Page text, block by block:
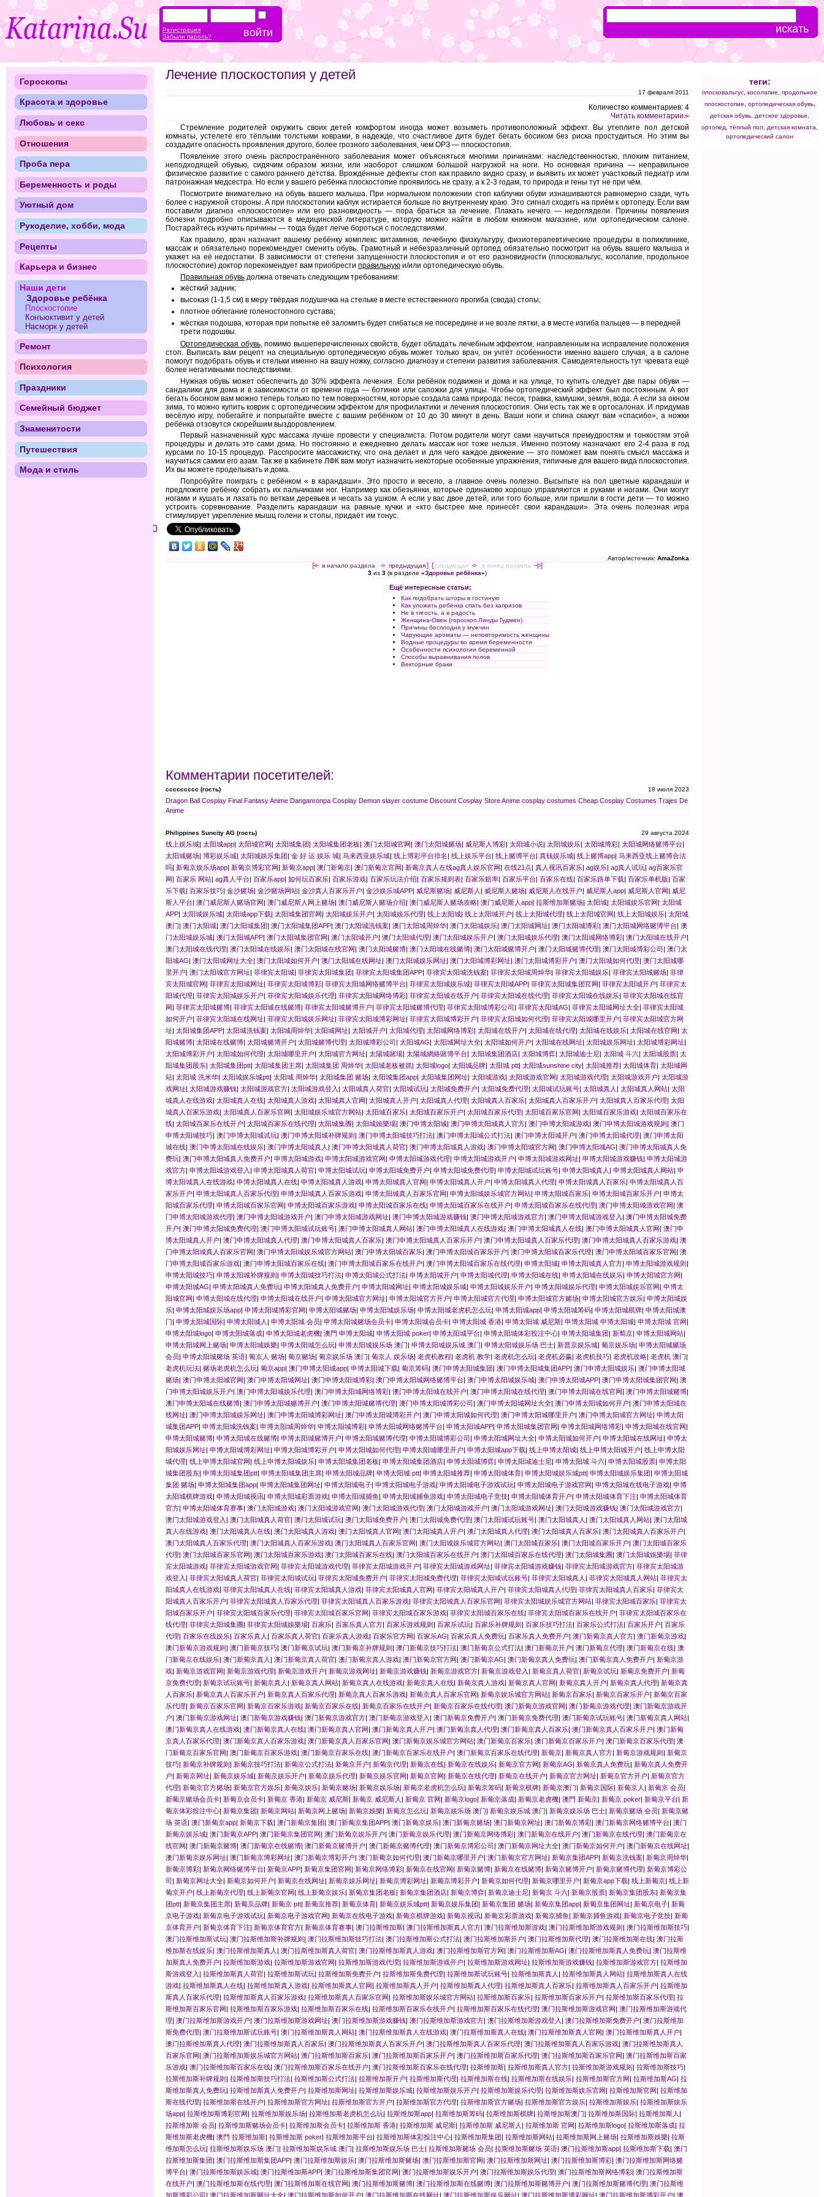
Лечение плоскостопия у детей
17 февраля 2011
Количество комментариев: 4
Читать комментарии>>
Стремление родителей окружить своих детей комфортом иногда может возыметь противоположный эффект. Вы утеплите пол детской
комнаты, устелете его тёплыми толстыми коврами, в надежде, что счастливое дитя будет бегать босиком без риска простудиться. Но этим вы
создадите опасность проявления другого, более грозного заболевания, чем ОРЗ — плоскостопия.
Появление этого очень распространённого заболевания может объясняться многими причинами: наследственностью, плохим питанием,
неподходящей обувью, сидячим образом жизни, или наоборот слишком большой нагрузкой на ноги. Но основная причина — неправильное
физическое развитие с самого раннего детства. Врождённые дефекты стоп как правило видно сразу, и выявить их может участковый педиатр или
патронажная медсестра. Но если у вашего ребёнка плоскостопие проявилось не сразу, а к 2-3 годам, то природа и гены тут не при чём.
Посмотрите внимательно на обувь вашего малыша. При нормальном положении стоп каблучки обуви изнашиваются равномерно сзади, чуть
более с наружной стороны. А при плоскостопии каблук истирается больше по внутреннему краю. Это сигнал сходить на приём к ортопеду. Если вам
поставили диагноз «плоскостопие» или его разновидность — пора браться за лечение. Плакать нечего — недоглядели. Причины появления
болезни подробно описываются в медицинской литературе, которую можно найти в любом книжном магазине, или ортопедическом салоне.
Постарайтесь изучить причины — тогда будет легче бороться с последствиями.
Как правило, врач назначит вашему ребёнку комплекс витаминов, лечебную физкультуру, физиотерапевтические процедуры в поликлинике,
массаж и обязательно порекомендует сменить обувь. Грамотный и небезразличный ортопед обязательно посмотрит на обувь вашего малыша и
укажет на её недостатки. В зависимости от степени запущенности плоскостопия и от его разновидности (плосковальгус, косолапие, продольное
плоскостопие) доктор порекомендует вам приобрести правильную и/или ортопедическую обувь.
Правильная обувь должна отвечать следующим требованиям:
жёсткий задник;
высокая (1-1,5 см) в меру твёрдая подушечка на стельке в месте естественного прогиба (свода) стопы;
плотное облегание голеностопного сустава;
жёсткая подошва, которая при попытке её заломить будет сгибаться не посередине и не возле пятки, а в месте изгиба пальцев — в передней
трети подошвы.
Ортопедическая обувь, помимо вышеперечисленных свойств, будет обладать лечебным эффектом, направленным на исправление положения
стоп. Выписать вам рецепт на специальную ортопедическую обувь может только врач, он учтёт особенности именно вашего случая, а в салоне
помогут подобрать обувь и стельки именно на вашу ножку, согласно диагнозу и степени развития заболевания. Самодеятельность тут чревата ещё
более негативными последствиями.
Нужная обувь может обеспечить до 30% эффекта лечения. Если ребёнок подвижен и дома и на улице, то купить следует две пары обуви —
сандалики для дома и в зависимости от времени года — ботинки или сапожки для улицы. Чтобы ортопедический эффект был постоянным. А вот
бегать босиком вам можно теперь только по тем поверхностям, которые создала сама природа: песок, травка, камушки, земля, вода. А если за окном
зима, то можно купить коврик с ортопедическим эффектом для профилактики и лечения плоскостопия. Они есть так же в ортосалонах. И придумав
весёлую игру, побегайте и попрыгайте вместе с вашим ребёнком от 10 до 30 минут в день. Ваши ноги и спина скажут вам «спасибо», а ножки
ребёнка отзовутся скорейшим выздоровлением.
Первый назначенный курс массажа лучше провести у специалиста. Потом родители могут сами научиться премудростям и тонкостям этой
процедуры и делать это сами дома. Но постоянно и ежедневно делать массаж ног тоже нельзя. Именно поэтому назначают его 2-4 раза в год
курсами по 10-15 процедур. Расспросите массажистку, что она делает и для чего каждое движение — это поможет вам понять смысл массажа и
научиться самим его азам. Так же в кабинете ЛФК вам могут назначить некоторые особенные упражнения, типичные для вашего вида плоскостопия.
Их вы можете проделывать и дома.
Попробуйте поиграть с ребёнком « в карандаши». Это просто и весело, а главное очень полезно. Высыпьте на пол цветные карандаши и
предложите ребёнку собрать их пальчиками ног. Например как обезьянки, которые одинаково хорошо управляются и руками и ногами. Они могут
ногами и кушать и лазать по веткам деревьев и чесать за ушком. А если у вас двое детей, или того больше, или пришли в гости дети — то можно
устроить соревнование. Разделить карандаши на равные кучки и «кто быстрее мне принесёт свои карандаши». Эта очень полезная игра
стимулирует укрепление мышц голени и стопы, придаёт им тонус.
0
Автор/источник: AmaZonka
[<— в начало раздела <- предыдущая] [ следующая -> в конец раздела —|>]
3 из 3 (в разделе «Здоровье ребёнка»)
Ещё интересные статьи:
Как подобрать шторы в гостиную
Как уложить ребёнка спать без капризов
Не в тягость, а в радость
Женщина-Овен (гороскоп Линды Гудмен)
Причины бесплодия у мужчин
Чарующие ароматы — неповторимость женщины
Водные процедуры во время беременности
Особенности психологии беременной
Способы выравнивания полов
Векторные браки
Комментарии посетителей:
ccccccccc (гость) 18 июля 2023
Dragon Ball Cosplay Final Fantasy Anime Danganronpa Cosplay Demon slayer costume Discount Cosplay StoreAnime cosplay costumes Cheap Cosplay Costumes Trajes De
Anime
Philippines Suncity AG (гость) 29 августа 2024
线上娱乐城| 太阳城app| 太阳城官网| 太阳城集团| 太阳城集团老板| 澳门太阳城官网| 澳门太阳城赌场| 威尼斯人博彩| 太阳城小说| 太阳城娱乐| 太阳城博彩| 太阳城网络赌博平台|
太阳城赌场| 博彩娱乐城| 太阳城娱乐集团| 金 好 运 娱乐 城| 马来西亚娱乐城| 线上博彩平台排名| 线上娱乐平台| 线上赌博平台| 真钱娱乐城| 线上赌博app| 马来西亚线上赌博合法
吗| 新葡京娱乐场app| 新葡京博彩官网| 新葡京app| 澳门新葡京| 澳门新葡京官网| 新葡京真人在线ag真人娱乐官网| 在线21点| 真人视讯百家乐| ag娱乐| ag真人试玩| ag百家乐官
网| 百家乐 网站| ag真人平台| 百家乐app| 如何玩百家乐| 百家乐游戏| 百家乐玩法介绍| 百家乐规则表| 百家乐赔率| 百家乐平台| 百家乐在线| 百家乐路单下载| 百家乐单机版| 百家
乐下载| 百家乐技巧| 金沙赌场| 金沙赌场网站| 金沙真人百家乐开户| 金沙娱乐城APP| 威尼斯赌场| 威尼斯人 | 威尼斯人赌场| 威尼斯人在线开户| 威尼斯人app| 威尼斯人官网| 威尼
斯人平台| 澳门威尼斯人赌场官网| 澳门威尼斯人网上赌场| 澳门威尼斯人赌场介绍| 澳门威尼斯人赌场攻略| 澳门威尼斯人app| 拉斯维加斯赌场| 太阳城| 太阳城娱乐官网| 太阳城
APP| 太阳城娱乐城| 太阳城app下载| 太阳城集团官网| 太阳城娱乐开户| 太阳城娱乐代理| 线上太阳城| 线上太阳城开户| 线上太阳城代理| 线上太阳城官网| 线上太阳城娱乐| 太阳城
澳门| 澳门太阳城| 澳门太阳城集团| 澳门太阳城集团APP| 澳门太阳城洗钱案| 澳门太阳城周焯华| 澳门太阳城娱乐| 澳门太阳城网址| 澳门太阳城博彩| 澳门太阳城网络赌博平台| 澳
门太阳城娱乐城| 澳门太阳城APP| 澳门太阳城集团官网| 澳门太阳城开户| 澳门太阳城代理| 澳门太阳城娱乐开户| 澳门太阳城娱乐代理| 澳门太阳城网络博彩| 澳门太阳城在线开户|
澳门太阳城在线代理| 澳门太阳城在线娱乐| 澳门太阳城在线官网| 澳门太阳城赌博| 澳门太阳城在线赌博| 澳门太阳城赌博开户| 澳门太阳城赌博代理| 澳门太阳城博彩公司 | 澳门太
阳城AG| 澳门太阳城网址大全| 澳门太阳城如何开户| 澳门太阳城在线网址| 澳门太阳城娱乐网址| 澳门太阳城博彩网址| 澳门太阳城博彩开户| 澳门太阳城如何代理| 澳门太阳城哪
里开户| 澳门太阳城官方网址| 菲律宾太阳城| 菲律宾太阳城集团| 菲律宾太阳城集团APP| 菲律宾太阳城洗钱案| 菲律宾太阳城周焯华| 菲律宾太阳城娱乐| 菲律宾太阳城赌场| 菲律
宾太阳城官网| 菲律宾太阳城网址| 菲律宾太阳城博彩| 菲律宾太阳城网络赌博平台| 菲律宾太阳城娱乐城| 菲律宾太阳城APP| 菲律宾太阳城集团官网| 菲律宾太阳城开户| 菲律宾太
阳城代理| 菲律宾太阳城娱乐开户| 菲律宾太阳城娱乐代理| 菲律宾太阳城网络博彩| 菲律宾太阳城在线开户| 菲律宾太阳城在线代理| 菲律宾太阳城在线娱乐| 菲律宾太阳城在线官
网| 菲律宾太阳城赌博| 菲律宾太阳城在线赌博| 菲律宾太阳城赌博开户| 菲律宾太阳城赌博代理| 菲律宾太阳城博彩公司 | 菲律宾太阳城AG| 菲律宾太阳城网址大全| 菲律宾太阳城
如何开户| 菲律宾太阳城在线网址| 菲律宾太阳城娱乐网址| 菲律宾太阳城博彩网址| 菲律宾太阳城博彩开户| 菲律宾太阳城如何代理| 菲律宾太阳城哪里开户| 菲律宾太阳城官方网
址| 太阳城集团APP| 太阳城洗钱案| 太阳城周焯华| 太阳城网址| 太阳城开户| 太阳城代理| 太阳城网络博彩| 太阳城在线开户| 太阳城在线代理| 太阳城在线娱乐| 太阳城在线官网| 太
阳城赌博| 太阳城在线赌博| 太阳城赌博开户| 太阳城赌博代理| 太阳城博彩公司 | 太阳城AG| 太阳城网址大全| 太阳城如何开户| 太阳城在线网址| 太阳城娱乐网址| 太阳城博彩网址|
太阳城博彩开户| 太阳城如何代理| 太阳城哪里开户| 太阳城官方网址| 太陽城賭場| 太陽城網絡賭博平台| 太阳城集团酒店| 太阳城博弈| 太阳城迪士尼| 太阳城 斗六| 太阳城股票| 太
阳城集团股东| 太阳城集团ptt| 太阳城集团主席| 太阳城集团 周焯华| 太阳城老板被抓| 太阳城logo| 太阳城品牌| 太阳城 ptt| 太阳城sunshine city| 太阳城推荐| 太阳城体育| 太阳城网
站| 太阳城 洗米华| 太阳城娱乐城ptt| 太阳城 周焯华| 太阳城集团 赌场| 太阳城集团app| 太阳城集团网址| 太阳城游戏| 太阳城游戏官网| 太阳城游戏代理| 太阳城游戏开户| 太阳城游
戏网址| 太阳城游戏赚钱| 太阳城游戏官方| 太阳城游戏登入 | 太阳城真人荷官| 太阳城试玩| 太阳城免费开户| 太阳城免费代理| 太阳城试玩账号| 太阳城真人 | 太阳城真人网站| 太阳
城真人在线游戏| 太阳城真人在线| 太阳城真人游戏| 太阳城真人官网| 太阳城真人开户| 太阳城真人代理| 太阳城真人百家乐| 太阳城真人百家乐开户| 太阳城真人百家乐代理| 太阳
城真人百家乐游戏| 太阳城真人百家乐官网| 太阳城娱乐城官方网站| 太阳城百家乐| 太阳城百家乐开户| 太阳城百家乐代理| 太阳城百家乐官网| 太阳城百家乐游戏| 太阳城百家乐在
线| 太阳城百家乐在线开户| 太阳城百家乐在线代理| 太阳城集團| 太阳城娛樂場| 澳门申博太阳城| 澳门申博太阳城真人官方| 澳门申博太阳城游戏| 澳门申博太阳城游戏规则| 澳门
申博太阳城技巧| 澳门申博太阳城试玩| 澳门申博太阳城补牌规则| 澳门申博太阳城技巧打法| 澳门申博太阳城公式打法| 澳门申博太阳城开户| 澳门申博太阳城代理| 澳门申博太阳
城在线| 澳门申博太阳城在线娱乐| 澳门申博太阳城真人 | 澳门申博太阳城真人荷官| 澳门申博太阳城真人游戏| 澳门申博太阳城官方网| 澳门申博太阳城AG| 澳门申博太阳城真人免
费玩| 澳门申博太阳城真人免费开户| 申博太阳城游戏| 申博太阳城游戏官网| 申博太阳城游戏代理| 申博太阳城游戏开户| 申博太阳城游戏网址| 申博太阳城游戏赚钱| 申博太阳城游
戏官方| 申博太阳城游戏登入 | 申博太阳城真人荷官| 申博太阳城试玩| 申博太阳城免费开户| 申博太阳城免费代理| 申博太阳城试玩账号| 申博太阳城真人 | 申博太阳城真人网站| 申
博太阳城真人在线游戏| 申博太阳城真人在线| 申博太阳城真人游戏| 申博太阳城真人官网| 申博太阳城真人开户| 申博太阳城真人代理| 申博太阳城真人百家乐| 申博太阳城真人百
家乐开户| 申博太阳城真人百家乐代理| 申博太阳城真人百家乐游戏| 申博太阳城真人百家乐官网| 申博太阳城娱乐城官方网站| 申博太阳城百家乐| 申博太阳城百家乐开户| 申博太
阳城百家乐代理| 申博太阳城百家乐官网| 申博太阳城百家乐游戏| 申博太阳城百家乐在线| 申博太阳城百家乐在线开户| 申博太阳城百家乐在线代理| 澳门申博太阳城游戏官网| 澳
门申博太阳城游戏代理| 澳门申博太阳城游戏开户| 澳门申博太阳城游戏网址| 澳门申博太阳城游戏赚钱| 澳门申博太阳城游戏官方| 澳门申博太阳城游戏登入 | 澳门申博太阳城免费
开户| 澳门申博太阳城免费代理| 澳门申博太阳城试玩账号| 澳门申博太阳城真人网站| 澳门申博太阳城真人在线游戏| 澳门申博太阳城真人在线| 澳门申博太阳城真人官网| 澳门申
博太阳城真人开户| 澳门申博太阳城真人代理| 澳门申博太阳城真人百家乐| 澳门申博太阳城真人百家乐开户| 澳门申博太阳城真人百家乐代理| 澳门申博太阳城真人百家乐游戏| 澳
门申博太阳城真人百家乐官网| 澳门申博太阳城娱乐城官方网站| 澳门申博太阳城百家乐| 澳门申博太阳城百家乐开户| 澳门申博太阳城百家乐代理| 澳门申博太阳城百家乐官网| 澳
门申博太阳城百家乐游戏| 澳门申博太阳城百家乐在线| 澳门申博太阳城百家乐在线开户| 澳门申博太阳城百家乐在线代理| 申博太阳城| 申博太阳城真人官方| 申博太阳城游戏规则|
申博太阳城技巧| 申博太阳城补牌规则| 申博太阳城技巧打法| 申博太阳城公式打法| 申博太阳城开户| 申博太阳城代理| 申博太阳城在线| 申博太阳城在线娱乐| 申博太阳城官方网|
申博太阳城AG| 申博太阳城真人免费玩| 申博太阳城真人免费开户| 申博太阳城网址| 申博太阳城娱乐城| 申博太阳城娱乐开户| 申博太阳城娱乐代理| 申博太阳城娱乐官网| 申博太
阳城官网| 申博太阳城在线代理| 申博太阳城在线开户| 申博太阳城官方网址| 申博太阳城官方开户| 申博太阳城官方代理| 申博太阳城官方赌场| 申博太阳城官方娱乐| 申博太阳城娱
乐| 申博太阳城娱乐场app| 申博太阳城博彩官网| 申博太阳城赌场| 申博太阳城娱乐场| 申博太阳城老虎机怎么玩| 申博太阳城app| 申博太阳城筹码| 申博太阳城棋牌| 申博太阳城澳
门| 申博太阳城国际| 申博太阳城人 | 申博太阳城 会员| 申博太阳城赌场会员卡| 申博太阳城会员卡| 申博太阳城 香港| 申博太阳城 威尼斯| 申博太阳城 申博太阳城| 申博太阳城 官网|
申博太阳城logo| 申博太阳城落成| 申博太阳城老虎機| 澳門 申博太阳城| 申博太阳城 poker| 申博太阳城平台| 申博太阳城体彩投注中心| 申博太阳城集团| 新萄京| 申博太阳城网站|
申博太阳城网上赌场| 申博太阳城娛樂| 申博太阳城怎么玩| 申博太阳城娱乐场 澳门| 申博太阳城娱乐城 澳门| 申博太阳城娱乐场 巴士| 新普京娱乐城| 葡京娱乐场| 申博太阳城赌场
会员| 申博太阳城赌场 英语| 葡京人 赌场| 葡京赌场| 葡京娱乐场 澳门| 葡京人 娱乐场| 老虎机教程| 老虎机 教学| 老虎机怎么玩| 老虎机必赢| 老虎机技巧| 老虎机攻略| 老虎机 澳门|
老虎机玩法| 赌场老虎机怎么玩| 葡京app| 澳门申博太阳城app| 申博太阳城下载| 葡京筹码| 澳门申博太阳城集团| 澳门申博太阳城集团APP| 澳门申博太阳城娱乐| 澳门申博太阳城
赌场| 澳门申博太阳城官网| 澳门申博太阳城网址| 澳门申博太阳城博彩| 澳门申博太阳城网络赌博平台| 澳门申博太阳城娱乐城| 澳门申博太阳城APP| 澳门申博太阳城集团官网| 澳
门申博太阳城娱乐开户| 澳门申博太阳城娱乐代理| 澳门申博太阳城网络博彩| 澳门申博太阳城在线开户| 澳门申博太阳城在线代理| 澳门申博太阳城在线官网| 澳门申博太阳城赌博|
澳门申博太阳城在线赌博| 澳门申博太阳城赌博开户| 澳门申博太阳城赌博代理| 澳门申博太阳城博彩公司 | 澳门申博太阳城网址大全| 澳门申博太阳城如何开户| 澳门申博太阳城在
线网址| 澳门申博太阳城娱乐网址| 澳门申博太阳城博彩网址| 澳门申博太阳城博彩开户| 澳门申博太阳城如何代理| 澳门申博太阳城哪里开户| 澳门申博太阳城官方网址| 申博太阳
城集团APP| 申博太阳城洗钱案| 申博太阳城周焯华| 申博太阳城博彩| 申博太阳城网络赌博平台| 申博太阳城APP| 申博太阳城集团官网| 申博太阳城网络博彩| 申博太阳城在线官网|
申博太阳城赌博| 申博太阳城在线赌博| 申博太阳城赌博开户| 申博太阳城赌博代理| 申博太阳城博彩公司 | 申博太阳城网址大全| 申博太阳城如何开户| 申博太阳城在线网址| 申博太
阳城娱乐网址| 申博太阳城博彩网址| 申博太阳城博彩开户| 申博太阳城如何代理| 申博太阳城哪里开户| 申博太阳城app下载| 线上申博太阳城| 线上申博太阳城开户| 线上申博太阳
城代理| 线上申博太阳城官网| 线上申博太阳城娱乐| 申博太阳城集团老板| 申博太阳城集团酒店| 申博太阳城博弈| 申博太阳城迪士尼| 申博太阳城 斗六| 申博太阳城股票| 申博太阳
城集团股东| 申博太阳城集团ptt| 申博太阳城集团主席| 申博太阳城品牌| 申博太阳城 ptt| 申博太阳城推荐| 申博太阳城体育| 申博太阳城娱乐城ptt| 申博太阳城娱乐集团| 申博太阳城
集团 赌场| 申博太阳城集团app| 申博太阳城集团网址| 申博太阳城电子| 申博太阳城电子游戏| 申博太阳城电子游戏试玩| 申博太阳城电子游戏官网| 申博太阳城在线电子游戏| 申博
太阳城棋牌游戏| 申博太阳城视讯| 申博太阳城彩票游戏| 申博太阳城捕鱼 | 申博太阳城捕鱼游戏| 申博太阳城电子竞技| 申博太阳城体育开户| 申博太阳城体育下注| 申博太阳城体育
官方| 申博太阳城体育赛事| 澳门太阳城游戏| 澳门太阳城游戏官网| 澳门太阳城游戏代理| 澳门太阳城游戏开户| 澳门太阳城游戏网址| 澳门太阳城游戏赚钱| 澳门太阳城游戏官方|
澳门太阳城游戏登入 | 澳门太阳城真人荷官| 澳门太阳城试玩| 澳门太阳城免费开户| 澳门太阳城免费代理| 澳门太阳城试玩账号| 澳门太阳城真人 | 澳门太阳城真人网站| 澳门太阳城
真人在线游戏| 澳门太阳城真人在线| 澳门太阳城真人游戏| 澳门太阳城真人官网| 澳门太阳城真人开户| 澳门太阳城真人代理| 澳门太阳城真人百家乐| 澳门太阳城真人百家乐开户|
澳门太阳城真人百家乐代理| 澳门太阳城真人百家乐游戏| 澳门太阳城真人百家乐官网| 澳门太阳城娱乐城官方网站| 澳门太阳城百家乐| 澳门太阳城百家乐开户| 澳门太阳城百家乐
代理| 澳门太阳城百家乐官网| 澳门太阳城百家乐游戏| 澳门太阳城百家乐在线| 澳门太阳城百家乐在线开户| 澳门太阳城百家乐在线代理| 澳门太阳城集團| 澳门太阳城娛樂場| 菲律
宾太阳城游戏| 菲律宾太阳城游戏官网| 菲律宾太阳城游戏代理| 菲律宾太阳城游戏开户| 菲律宾太阳城游戏网址| 菲律宾太阳城游戏赚钱| 菲律宾太阳城游戏官方| 菲律宾太阳城游
戏登入 | 菲律宾太阳城真人荷官| 菲律宾太阳城试玩| 菲律宾太阳城免费开户| 菲律宾太阳城免费代理| 菲律宾太阳城试玩账号| 菲律宾太阳城真人 | 菲律宾太阳城真人网站| 菲律宾太
阳城真人在线游戏| 菲律宾太阳城真人在线| 菲律宾太阳城真人游戏| 菲律宾太阳城真人官网| 菲律宾太阳城真人开户| 菲律宾太阳城真人代理| 菲律宾太阳城真人百家乐| 菲律宾太
阳城真人百家乐开户| 菲律宾太阳城真人百家乐代理| 菲律宾太阳城真人百家乐游戏| 菲律宾太阳城真人百家乐官网| 菲律宾太阳城娱乐城官方网站| 菲律宾太阳城百家乐| 菲律宾太
阳城百家乐开户| 菲律宾太阳城百家乐代理| 菲律宾太阳城百家乐官网| 菲律宾太阳城百家乐游戏| 菲律宾太阳城百家乐在线| 菲律宾太阳城百家乐在线开户| 菲律宾太阳城百家乐在
线代理| 菲律宾太阳城集團| 菲律宾太阳城娛樂場| 百家乐| 百家乐真人官方| 百家乐游戏规则| 百家乐试玩| 百家乐补牌规则| 百家乐技巧打法| 百家乐公式打法| 百家乐开户| 百家乐
代理| 百家乐在线娱乐| 百家乐真人 | 百家乐真人荷官| 百家乐真人游戏| 百家乐官方网| 百家乐AG| 百家乐真人免费玩| 百家乐真人免费开户| 澳门新葡京真人官方| 澳门新葡京游戏|
澳门新葡京游戏规则| 澳门新葡京技巧| 澳门新葡京试玩| 澳门新葡京补牌规则| 澳门新葡京技巧打法| 澳门新葡京公式打法| 澳门新葡京开户| 澳门新葡京代理| 澳门新葡京在线| 澳
门新葡京在线娱乐| 澳门新葡京真人 | 澳门新葡京真人荷官| 澳门新葡京真人游戏| 澳门新葡京官方网| 澳门新葡京AG| 澳门新葡京真人免费玩| 澳门新葡京真人免费开户| 新葡京游
戏| 新葡京游戏官网| 新葡京游戏代理| 新葡京游戏开户| 新葡京游戏网址| 新葡京游戏赚钱| 新葡京游戏官方| 新葡京游戏登入 | 新葡京真人荷官| 新葡京试玩| 新葡京免费开户| 新葡
京免费代理| 新葡京试玩账号| 新葡京真人 | 新葡京真人网站| 新葡京真人在线游戏| 新葡京真人在线| 新葡京真人游戏| 新葡京真人官网| 新葡京真人开户| 新葡京真人代理| 新葡京真
人百家乐| 新葡京真人百家乐开户| 新葡京真人百家乐代理| 新葡京真人百家乐游戏| 新葡京真人百家乐官网| 新葡京娱乐城官方网站| 新葡京百家乐| 新葡京百家乐开户| 新葡京百家
乐代理| 新葡京百家乐官网| 新葡京百家乐游戏| 新葡京百家乐在线| 新葡京百家乐在线开户| 新葡京百家乐在线代理| 澳门新葡京游戏官网| 澳门新葡京游戏代理| 澳门新葡京游戏开
户| 澳门新葡京游戏网址| 澳门新葡京游戏赚钱| 澳门新葡京游戏官方| 澳门新葡京游戏登入 | 澳门新葡京免费开户| 澳门新葡京免费代理| 澳门新葡京试玩账号| 澳门新葡京真人网站|
澳门新葡京真人在线游戏| 澳门新葡京真人在线| 澳门新葡京真人官网| 澳门新葡京真人开户| 澳门新葡京真人代理| 澳门新葡京真人百家乐| 澳门新葡京真人百家乐开户| 澳门新葡
京真人百家乐代理| 澳门新葡京真人百家乐游戏| 澳门新葡京真人百家乐官网| 澳门新葡京娱乐城官方网站| 澳门新葡京百家乐| 澳门新葡京百家乐开户| 澳门新葡京百家乐代理| 澳
门新葡京百家乐官网| 澳门新葡京百家乐游戏| 澳门新葡京百家乐在线| 澳门新葡京百家乐在线开户| 澳门新葡京百家乐在线代理| 新葡京| 新葡京真人官方| 新葡京游戏规则| 新葡京
技巧| 新葡京补牌规则| 新葡京技巧打法| 新葡京公式打法| 新葡京开户| 新葡京代理| 新葡京在线| 新葡京在线娱乐| 新葡京官方网| 新葡京AG| 新葡京真人免费玩| 新葡京真人免费开
户| 新葡京网址| 新葡京娱乐城| 新葡京娱乐开户| 新葡京娱乐代理| 新葡京娱乐官网| 新葡京官网| 新葡京在线代理| 新葡京在线开户| 新葡京官方网址| 新葡京官方开户| 新葡京官方
代理| 新葡京官方赌场| 新葡京官方娱乐| 新葡京娱乐| 新葡京赌场| 新葡京娱乐场| 新葡京老虎机怎么玩| 新葡京筹码| 新葡京棋牌| 新葡京澳门| 新葡京国际| 新葡京人 | 新葡京 会员|
新葡京赌场会员卡| 新葡京会员卡| 新葡京 香港| 新葡京 威尼斯| 新葡京 威尼斯人 | 新葡京 官网| 新葡京logo| 新葡京落成| 新葡京老虎機| 澳門 新葡京| 新葡京 poker| 新葡京平台| 新
葡京体彩投注中心| 新葡京集团| 新葡京网站| 新葡京网上赌场| 新葡京娛樂| 新葡京怎么玩| 新葡京娱乐场 澳门| 新葡京娱乐城 澳门| 新葡京娱乐场 巴士| 新葡京赌场 会员| 新葡京赌
场 英语| 澳门新葡京app| 新葡京下载| 澳门新葡京集团| 澳门新葡京集团APP| 澳门新葡京娱乐| 澳门新葡京赌场| 澳门新葡京网址| 澳门新葡京博彩| 澳门新葡京网络赌博平台| 澳门
新葡京娱乐城| 澳门新葡京APP| 澳门新葡京集团官网| 澳门新葡京娱乐开户| 澳门新葡京娱乐代理| 澳门新葡京网络博彩| 澳门新葡京在线开户| 澳门新葡京在线代理| 澳门新葡京在
线官网| 澳门新葡京赌博| 澳门新葡京在线赌博| 澳门新葡京赌博开户| 澳门新葡京赌博代理| 澳门新葡京博彩公司 | 澳门新葡京网址大全| 澳门新葡京如何开户| 澳门新葡京在线网址|
澳门新葡京娱乐网址| 澳门新葡京博彩网址| 澳门新葡京博彩开户| 澳门新葡京如何代理| 澳门新葡京哪里开户| 澳门新葡京官方网址| 新葡京集团APP| 新葡京洗钱案| 新葡京周焯华|
新葡京博彩| 新葡京网络赌博平台| 新葡京APP| 新葡京集团官网| 新葡京网络博彩| 新葡京在线官网| 新葡京赌博| 新葡京在线赌博| 新葡京赌博开户| 新葡京赌博代理| 新葡京博彩公
司 | 新葡京网址大全| 新葡京如何开户| 新葡京在线网址| 新葡京娱乐网址| 新葡京博彩网址| 新葡京博彩开户| 新葡京如何代理| 新葡京哪里开户| 新葡京app下载| 线上新葡京| 线上新
葡京开户| 线上新葡京代理| 线上新葡京官网| 线上新葡京娱乐| 新葡京集团老板| 新葡京集团酒店| 新葡京博弈| 新葡京迪士尼| 新葡京 斗六| 新葡京股票| 新葡京集团股东| 新葡京集
团ptt| 新葡京集团主席| 新葡京品牌| 新葡京 ptt| 新葡京推荐| 新葡京体育| 新葡京娱乐城ptt| 新葡京娱乐集团| 新葡京集团 赌场| 新葡京集团app| 新葡京集团网址| 新葡京电子| 新葡
京电子游戏| 新葡京电子游戏试玩| 新葡京电子游戏官网| 新葡京在线电子游戏| 新葡京棋牌游戏| 新葡京视讯| 新葡京彩票游戏| 新葡京捕鱼 | 新葡京捕鱼游戏| 新葡京电子竞技| 新葡
京体育开户| 新葡京体育下注| 新葡京体育官方| 新葡京体育赛事| 澳门拉斯维加斯| 澳门拉斯维加斯真人官方| 澳门拉斯维加斯游戏| 澳门拉斯维加斯游戏规则| 澳门拉斯维加斯技巧|
澳门拉斯维加斯试玩| 澳门拉斯维加斯补牌规则| 澳门拉斯维加斯技巧打法| 澳门拉斯维加斯公式打法| 澳门拉斯维加斯开户| 澳门拉斯维加斯代理| 澳门拉斯维加斯在线| 澳门拉斯
维加斯在线娱乐| 澳门拉斯维加斯真人 | 澳门拉斯维加斯真人荷官| 澳门拉斯维加斯真人游戏| 澳门拉斯维加斯官方网| 澳门拉斯维加斯AG| 澳门拉斯维加斯真人免费玩| 澳门拉斯维
加斯真人免费开户| 拉斯维加斯游戏| 拉斯维加斯游戏官网| 拉斯维加斯游戏代理| 拉斯维加斯游戏开户| 拉斯维加斯游戏网址| 拉斯维加斯游戏赚钱| 拉斯维加斯游戏官方| 拉斯维加
斯游戏登入 | 拉斯维加斯真人荷官| 拉斯维加斯试玩| 拉斯维加斯免费开户| 拉斯维加斯免费代理| 拉斯维加斯试玩账号| 拉斯维加斯真人 | 拉斯维加斯真人网站| 拉斯维加斯真人在线
游戏| 拉斯维加斯真人在线| 拉斯维加斯真人游戏| 拉斯维加斯真人官网| 拉斯维加斯真人开户| 拉斯维加斯真人代理| 拉斯维加斯真人百家乐| 拉斯维加斯真人百家乐开户| 拉斯维加
斯真人百家乐代理| 拉斯维加斯真人百家乐游戏| 拉斯维加斯真人百家乐官网| 拉斯维加斯娱乐城官方网站| 拉斯维加斯百家乐| 拉斯维加斯百家乐开户| 拉斯维加斯百家乐代理| 拉
斯维加斯百家乐官网| 拉斯维加斯百家乐游戏| 拉斯维加斯百家乐在线| 拉斯维加斯百家乐在线开户| 拉斯维加斯百家乐在线代理| 澳门拉斯维加斯游戏官网| 澳门拉斯维加斯游戏代
理| 澳门拉斯维加斯游戏开户| 澳门拉斯维加斯游戏网址| 澳门拉斯维加斯游戏赚钱| 澳门拉斯维加斯游戏官方| 澳门拉斯维加斯游戏登入 | 澳门拉斯维加斯免费开户| 澳门拉斯维加
斯免费代理| 澳门拉斯维加斯试玩账号| 澳门拉斯维加斯真人网站| 澳门拉斯维加斯真人在线游戏| 澳门拉斯维加斯真人在线| 澳门拉斯维加斯真人官网| 澳门拉斯维加斯真人开户|
澳门拉斯维加斯真人代理| 澳门拉斯维加斯真人百家乐| 澳门拉斯维加斯真人百家乐开户| 澳门拉斯维加斯真人百家乐代理| 澳门拉斯维加斯真人百家乐游戏| 澳门拉斯维加斯真人
百家乐官网| 澳门拉斯维加斯娱乐城官方网站| 澳门拉斯维加斯百家乐| 澳门拉斯维加斯百家乐开户| 澳门拉斯维加斯百家乐代理| 澳门拉斯维加斯百家乐官网| 澳门拉斯维加斯百家
乐游戏| 澳门拉斯维加斯百家乐在线| 澳门拉斯维加斯百家乐在线开户| 澳门拉斯维加斯百家乐在线代理| 拉斯维加斯| 拉斯维加斯真人官方| 拉斯维加斯游戏规则| 拉斯维加斯技巧|
拉斯维加斯补牌规则| 拉斯维加斯技巧打法| 拉斯维加斯公式打法| 拉斯维加斯开户| 拉斯维加斯代理| 拉斯维加斯在线| 拉斯维加斯在线娱乐| 拉斯维加斯官方网| 拉斯维加斯AG| 拉
斯维加斯真人免费玩| 拉斯维加斯真人免费开户| 拉斯维加斯网址| 拉斯维加斯娱乐城| 拉斯维加斯娱乐开户| 拉斯维加斯娱乐代理| 拉斯维加斯娱乐官网| 拉斯维加斯官网| 拉斯维加
斯在线代理| 拉斯维加斯在线开户| 拉斯维加斯官方网址| 拉斯维加斯官方开户| 拉斯维加斯官方代理| 拉斯维加斯官方赌场| 拉斯维加斯官方娱乐| 拉斯维加斯娱乐| 拉斯维加斯娱乐
场app| 拉斯维加斯博彩官网| 拉斯维加斯娱乐场| 拉斯维加斯老虎机怎么玩| 拉斯维加斯app| 拉斯维加斯筹码| 拉斯维加斯棋牌| 拉斯维加斯澳门| 拉斯维加斯国际| 拉斯维加斯人 |
拉斯维加斯 会员| 拉斯维加斯赌场会员卡| 拉斯维加斯会员卡| 拉斯维加斯 香港| 拉斯维加斯 威尼斯| 拉斯维加斯 威尼斯人 | 拉斯维加斯 官网| 拉斯维加斯logo| 拉斯维加斯落成| 拉
斯维加斯老虎機| 澳門 拉斯维加斯| 拉斯维加斯 poker| 拉斯维加斯平台| 拉斯维加斯体彩投注中心| 拉斯维加斯集团| 拉斯维加斯网站| 拉斯维加斯网上赌场| 拉斯维加斯娛樂| 拉斯
维加斯怎么玩| 拉斯维加斯娱乐场 澳门| 拉斯维加斯娱乐城 澳门| 拉斯维加斯娱乐场 巴士| 拉斯维加斯赌场 会员| 拉斯维加斯赌场 英语| 澳门拉斯维加斯app| 拉斯维加斯下载| 澳门
拉斯维加斯集团| 澳门拉斯维加斯集团APP| 澳门拉斯维加斯娱乐| 澳门拉斯维加斯赌场| 澳门拉斯维加斯官网| 澳门拉斯维加斯网址| 澳门拉斯维加斯博彩| 澳门拉斯维加斯网络赌
博平台| 澳门拉斯维加斯娱乐城| 澳门拉斯维加斯APP| 澳门拉斯维加斯集团官网| 澳门拉斯维加斯娱乐开户| 澳门拉斯维加斯娱乐代理| 澳门拉斯维加斯网络博彩| 澳门拉斯维加斯
在线开户| 澳门拉斯维加斯在线代理| 澳门拉斯维加斯在线官网| 澳门拉斯维加斯赌博| 澳门拉斯维加斯在线赌博| 澳门拉斯维加斯赌博开户| 澳门拉斯维加斯赌博代理| 澳门拉斯维
加斯博彩公司 | 澳门拉斯维加斯网址大全| 澳门拉斯维加斯如何开户| 澳门拉斯维加斯在线网址| 澳门拉斯维加斯娱乐网址| 澳门拉斯维加斯博彩网址| 澳门拉斯维加斯博彩开户| 澳
Гороскопы
Красота и здоровье
Любовь и секс
Отношения
Проба пера
Беременность и роды
Уютный дом
Рукоделие, хобби, мода
Рецепты
Карьера и бизнес
Наши дети
Здоровье ребёнка
Плоскостопие
Конъюктивит у детей
Насморк у детей
Ремонт
Психология
Праздники
Семейный бюджет
Знаменитости
Путешествия
Мода и стиль
теги:
плосковальгус косолапие
продольное
плоскостопие
ортопедическая обувь,
детская обувь
детское здоровье
ортопед
тёплый пол детская комната
ортопедический салон
Регистрация
Забыли пароль?